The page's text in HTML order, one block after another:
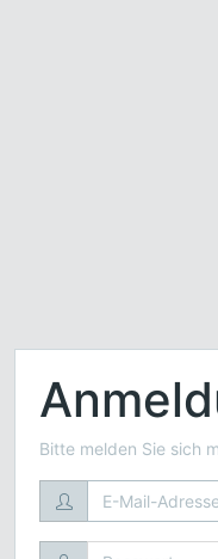
Bitte melden Sie sich